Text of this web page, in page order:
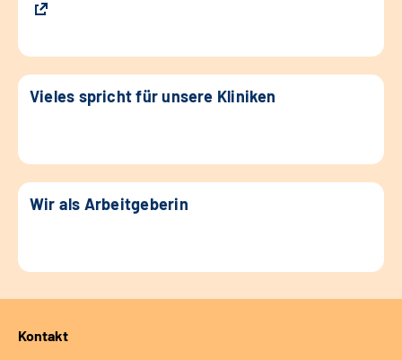
Vieles spricht für unsere Kliniken
Wir als Arbeitgeberin
Kontakt